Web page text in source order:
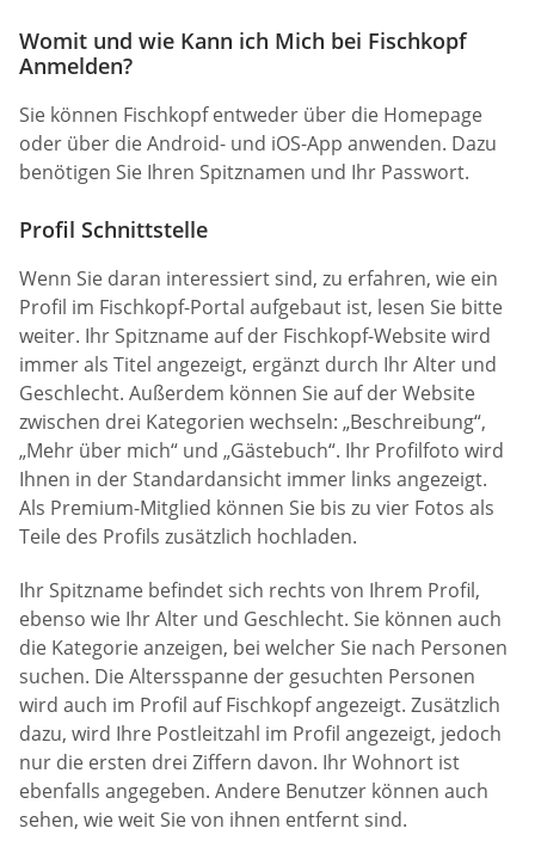
Womit und wie Kann ich Mich bei Fischkopf
Anmelden?
Sie können Fischkopf entweder über die Homepage
oder über die Android- und iOS-App anwenden. Dazu
benötigen Sie Ihren Spitznamen und Ihr Passwort.
Profil Schnittstelle
Wenn Sie daran interessiert sind, zu erfahren, wie ein
Profil im Fischkopf-Portal aufgebaut ist, lesen Sie bitte
weiter. Ihr Spitzname auf der Fischkopf-Website wird
immer als Titel angezeigt, ergänzt durch Ihr Alter und
Geschlecht. Außerdem können Sie auf der Website
zwischen drei Kategorien wechseln: „Beschreibung“,
„Mehr über mich“ und „Gästebuch“. Ihr Profilfoto wird
Ihnen in der Standardansicht immer links angezeigt.
Als Premium-Mitglied können Sie bis zu vier Fotos als
Teile des Profils zusätzlich hochladen.
Ihr Spitzname befindet sich rechts von Ihrem Profil,
ebenso wie Ihr Alter und Geschlecht. Sie können auch
die Kategorie anzeigen, bei welcher Sie nach Personen
suchen. Die Altersspanne der gesuchten Personen
wird auch im Profil auf Fischkopf angezeigt. Zusätzlich
dazu, wird Ihre Postleitzahl im Profil angezeigt, jedoch
nur die ersten drei Ziffern davon. Ihr Wohnort ist
ebenfalls angegeben. Andere Benutzer können auch
sehen, wie weit Sie von ihnen entfernt sind.